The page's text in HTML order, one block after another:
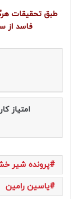
طبق تحقیقات
فاسد از
امتیاز
پرونده شیر
یاسین رامین